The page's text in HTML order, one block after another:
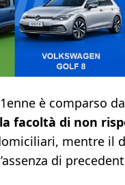
è comparso
facoltà di non
mentre il
di